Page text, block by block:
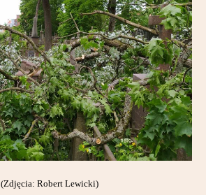
(Zdjęcia: Robert Lewicki)